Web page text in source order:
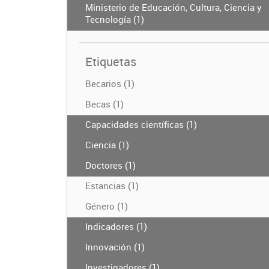
Ministerio de Educación, Cultura, Ciencia y
Tecnología (1)
Etiquetas
Becarios (1)
Becas (1)
Capacidades científicas (1)
Ciencia (1)
Doctores (1)
Estancias (1)
Género (1)
Indicadores (1)
Innovación (1)